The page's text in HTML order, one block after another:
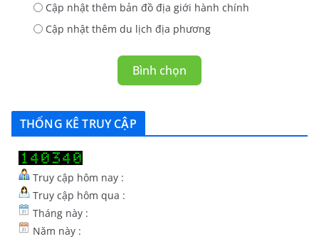
Cập nhật thêm bản đồ địa giới hành chính
Cập nhật thêm du lịch địa phương
Bình chọn
THỐNG KÊ TRUY CẬP
Truy cập hôm nay :
Truy cập hôm qua :
Tháng này :
Năm này :